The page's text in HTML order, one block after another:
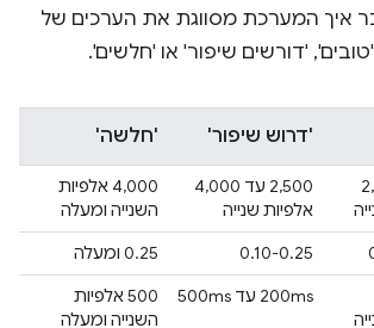
איך המערכת מסווגת את הערכים של
'דורשים שיפור' או 'חלשים'.
'דרוש שיפור' 'חלשה'
2,500 עד 4,000
אלפיות שנייה
4,000 אלפיות
השנייה ומעלה
0.10-0.25
0.25 ומעלה
200ms עד 500ms
500 אלפיות
השנייה ומעלה